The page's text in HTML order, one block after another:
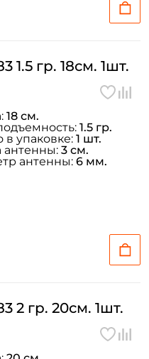
1.5 гр. 18см. 1шт.
18 см.
1.5 гр.
в упаковке: 1 шт.
антенны: 3 см.
антенны: 6 мм.
2 гр. 20см. 1шт.